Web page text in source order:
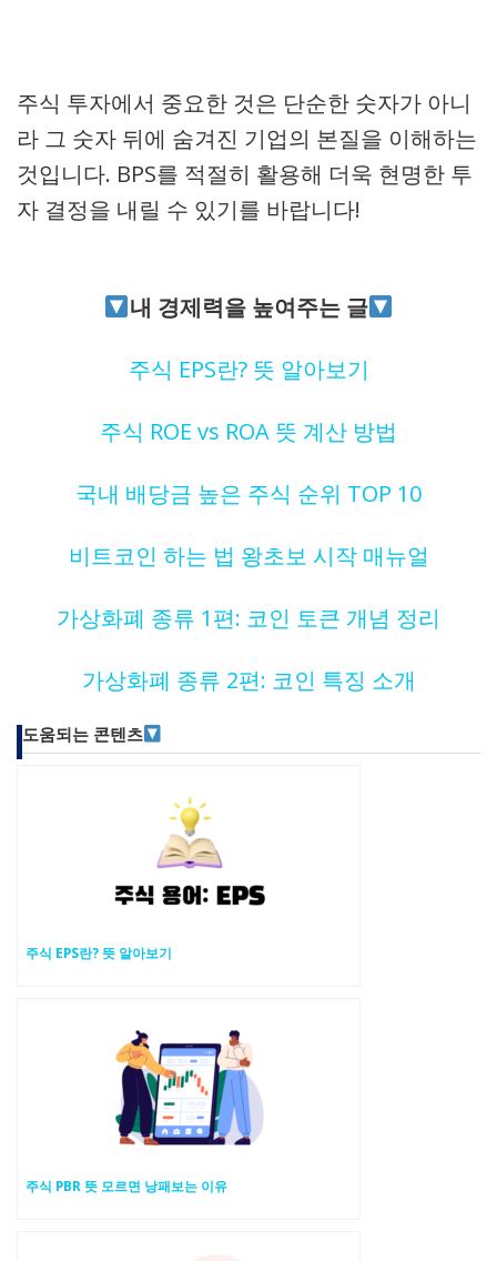
주식 투자에서 중요한 것은 단순한 숫자가 아니
라 그 숫자 뒤에 숨겨진 기업의 본질을 이해하는
것입니다. BPS를 적절히 활용해 더욱 현명한 투
자 결정을 내릴 수 있기를 바랍니다!
내 경제력을 높여주는 글
주식 EPS란? 뜻 알아보기
주식 ROE vs ROA 뜻 계산 방법
국내 배당금 높은 주식 순위 TOP 10
비트코인 하는 법 왕초보 시작 매뉴얼
가상화폐 종류 1편: 코인 토큰 개념 정리
가상화폐 종류 2편: 코인 특징 소개
도움되는 콘텐츠
주식 EPS란? 뜻 알아보기
주식 PBR 뜻 모르면 낭패보는 이유